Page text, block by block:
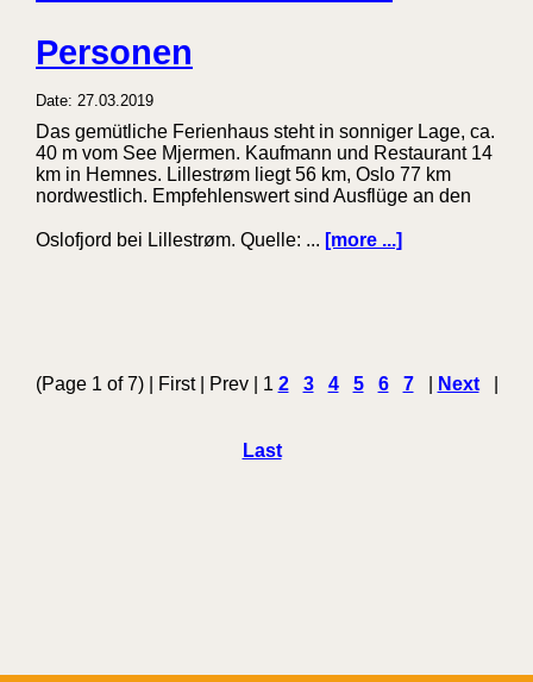
Personen
Date: 27.03.2019
Das gemütliche Ferienhaus steht in sonniger Lage, ca.
40 m vom See Mjermen. Kaufmann und Restaurant 14
km in Hemnes. Lillestrøm liegt 56 km, Oslo 77 km
nordwestlich. Empfehlenswert sind Ausflüge an den
Oslofjord bei Lillestrøm. Quelle: ... [more ...]
(Page 1 of 7) | First | Prev | 1 2 3 4 5 6 7 Next
Last